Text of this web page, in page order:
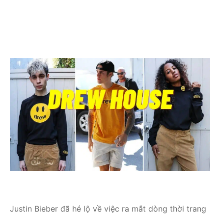
Justin Bieber đã hé lộ về việc ra mắt dòng thời trang